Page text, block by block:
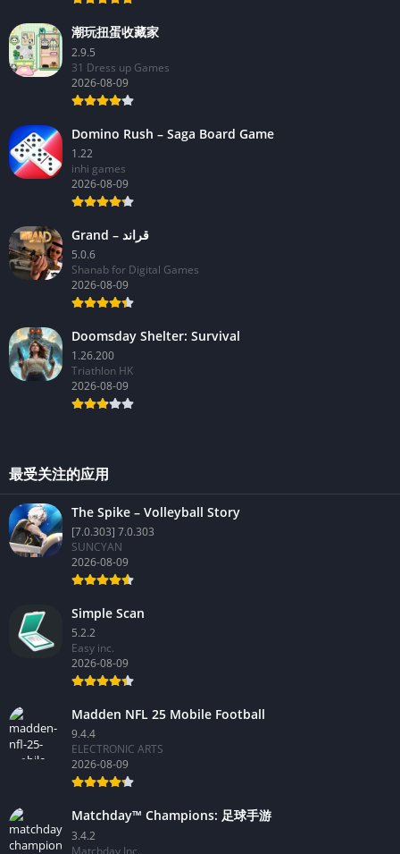
潮玩扭蛋收藏家
2.9.5
31 Dress up Games
Domino Rush – Saga Board Game
1.22
inhi games
Grand – قراند
5.0.6
Shanab for Digital Games
Doomsday Shelter: Survival
1.26.200
Triathlon HK
最受关注的应用
The Spike – Volleyball Story
[7.0.303] 7.0.303
SUNCYAN
Simple Scan
5.2.2
Easy inc.
Madden NFL 25 Mobile Football
9.4.4
ELECTRONIC ARTS
Matchday™ Champions: 足球手游